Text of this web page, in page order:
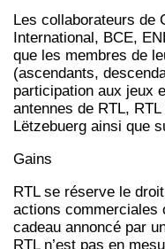
Les collaborateurs de
International, BCE,
que les membres de
(ascendants,
participation aux jeux
antennes de RTL,
Lëtzebuerg ainsi que
Gains
RTL se réserve le
actions commerciales
cadeau annoncé par
RTL n’est pas en